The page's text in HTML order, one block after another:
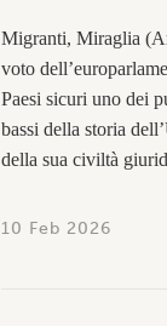
Migranti, Miraglia
voto
Paesi sicuri uno dei
bassi della storia
della sua civiltà
10 Feb 2026